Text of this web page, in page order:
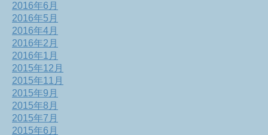
2016年6月
2016年5月
2016年4月
2016年2月
2016年1月
2015年12月
2015年11月
2015年9月
2015年8月
2015年7月
2015年6月